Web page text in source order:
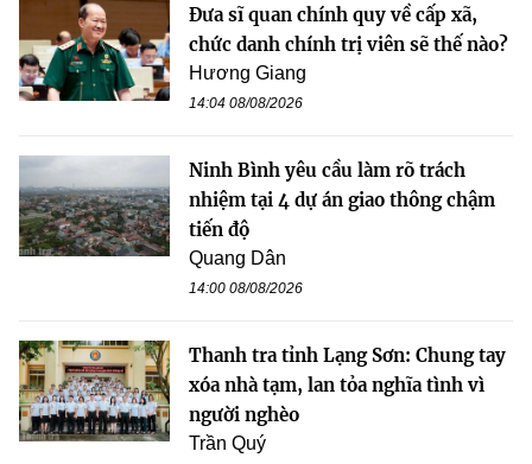
Đưa sĩ quan chính quy về cấp xã,
chức danh chính trị viên sẽ thế nào?
Hương Giang
14:04 08/08/2026
Ninh Bình yêu cầu làm rõ trách
nhiệm tại 4 dự án giao thông chậm
tiến độ
Quang Dân
14:00 08/08/2026
Thanh tra tỉnh Lạng Sơn: Chung tay
xóa nhà tạm, lan tỏa nghĩa tình vì
người nghèo
Trần Quý